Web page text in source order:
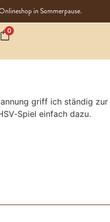
in Sommerpause.
0
griff ich ständig
einfach dazu.